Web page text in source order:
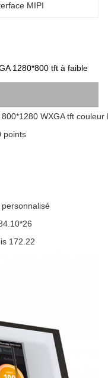
MIPI
1280*800 tft à faible
WXGA tft
points
172.22